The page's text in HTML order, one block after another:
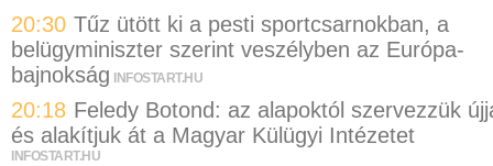
20:30 Tűz ütött ki a pesti sportcsarnokban, a
belügyminiszter szerint veszélyben az Európa-
bajnokság INFOSTART.HU
20:18 Feledy Botond: az alapoktól szervezzük
és alakítjuk át a Magyar Külügyi Intézetet
INFOSTART.HU